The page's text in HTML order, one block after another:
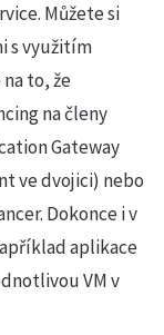
Můžete si
s využitím
to, že
na členy
Gateway
ve dvojici) nebo
Dokonce i v
aplikace
VM v